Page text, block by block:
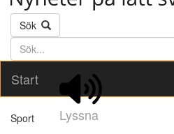
Sök
Söktext
Start
Lyssna
Sport